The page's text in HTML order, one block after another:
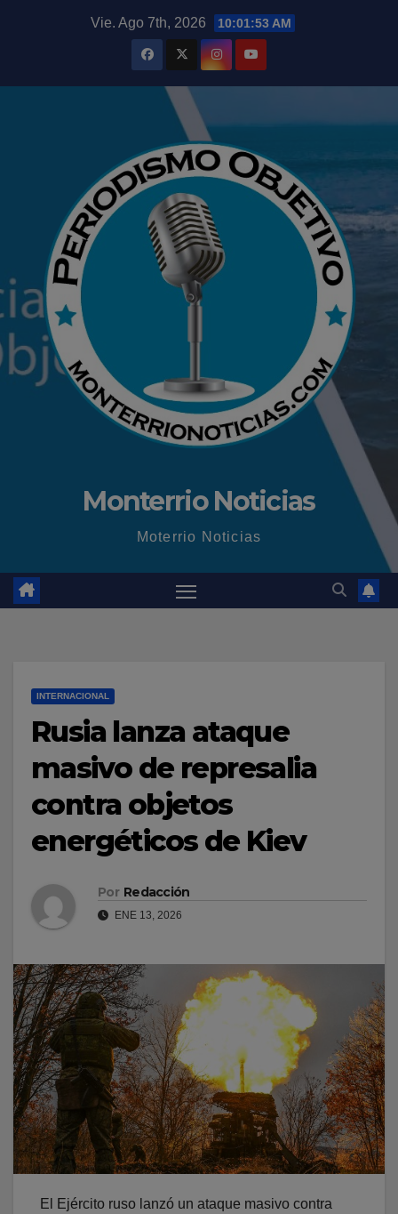
Vie. Ago 7th, 2026 10:01:54 AM
Monterrio Noticias
Moterrio Noticias
INTERNACIONAL
Rusia lanza ataque
masivo de represalia
contra objetos
energéticos de Kiev
Por Redacción
ENE 13, 2026
El Ejército ruso lanzó un ataque masivo contra
modal-check